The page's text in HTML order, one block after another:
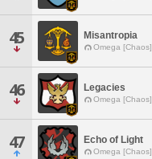
45 Misantropia
Omega [Chaos]
46 Legacies
Omega [Chaos]
47 Echo of Light
Omega [Chaos]